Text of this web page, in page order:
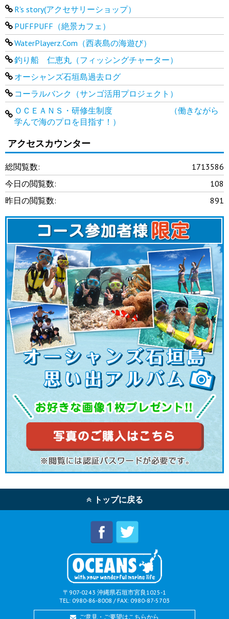
R's story(アクセサリーショップ）
PUFFPUFF（絶景カフェ）
WaterPlayerz.Com（西表島の海遊び）
釣り船 仁恵丸（フィッシングチャーター）
オーシャンズ石垣島過去ログ
コーラルバンク（サンゴ活用プロジェクト）
ＯＣＥＡＮＳ・研修生制度 （働きながら
学んで海のプロを目指す！）
アクセスカウンター
1713586
総閲覧数:
108
今日の閲覧数:
891
昨日の閲覧数:
トップに戻る
〒907-0243 沖縄県石垣市宮良1025-1
TEL: 0980-86-8008 / FAX: 0980-87-5703
ご意見・ご要望はこちらから